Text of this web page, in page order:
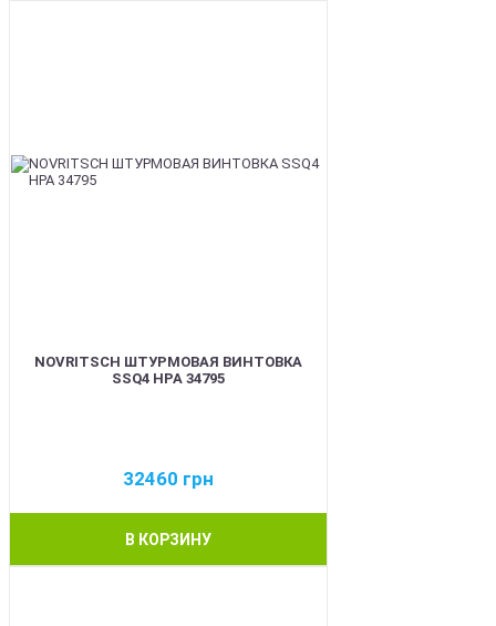
NOVRITSCH ШТУРМОВАЯ ВИНТОВКА
SSQ4 HPA 34795
32460 грн
В КОРЗИНУ